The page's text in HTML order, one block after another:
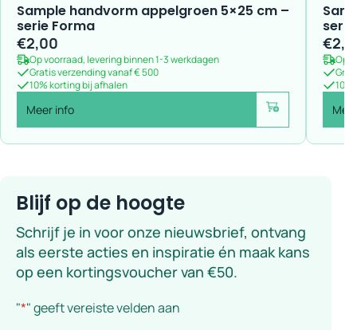
Sample handvorm appelgroen 5×25 cm –
serie Forma
€2,00
Op voorraad, levering binnen 1-3 werkdagen
Gratis verzending vanaf € 500
10% korting bij afhalen
Meer info Voeg toe
€
Op
Blijf op de hoogte
Schrijf je in voor onze nieuwsbrief, ontvang
als eerste acties en inspiratie én maak kans
op een kortingsvoucher van €50.
"*" geeft vereiste velden aan